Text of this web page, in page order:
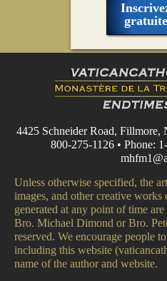
4425 Schneider Road,
800-275-1126 • Phone:
Unless otherwise specified, the
images, and other creative
generated at any point of time
Bro. Michael Dimond or Bro.
reserved. We encourage people
including this website
name of the author and website.